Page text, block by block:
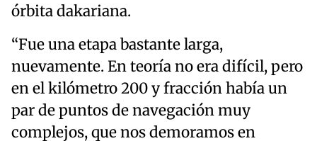
órbita dakariana.
“Fue una etapa bastante larga,
nuevamente. En teoría no era difícil, pero
en el kilómetro 200 y fracción había un
par de puntos de navegación muy
complejos, que nos demoramos en